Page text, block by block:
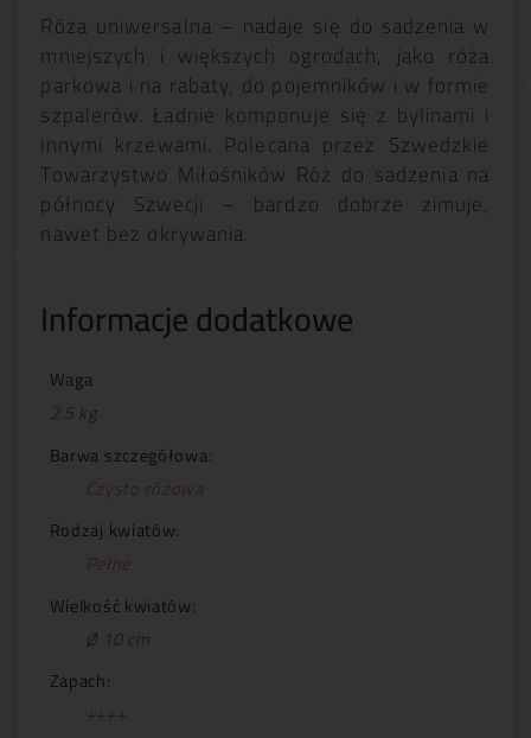
Róża uniwersalna – nadaje się do sadzenia w
mniejszych i większych ogrodach, jako róża
parkowa i na rabaty, do pojemników i w formie
szpalerów. Ładnie komponuje się z bylinami i
innymi krzewami. Polecana przez Szwedzkie
Towarzystwo Miłośników Róż do sadzenia na
północy Szwecji – bardzo dobrze zimuje,
nawet bez okrywania.
Informacje dodatkowe
Waga
2.5 kg
Barwa szczegółowa:
Czysto różowa
Rodzaj kwiatów:
Pełne
Wielkość kwiatów:
Ø 10 cm
Zapach:
++++